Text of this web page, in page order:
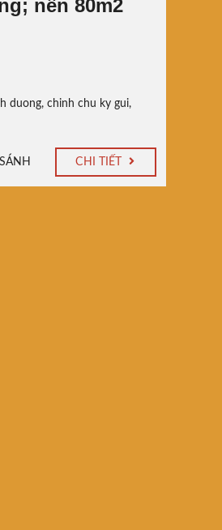
nền 80m2
duong, chinh chu ky gui,
CHI TIẾT